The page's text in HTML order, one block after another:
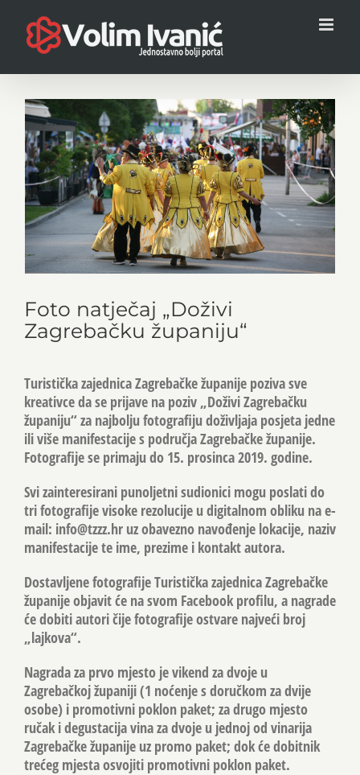
content
View
Larger
Image
Foto natječaj „Doživi
Zagrebačku županiju“
Turistička zajednica Zagrebačke županije poziva sve
kreativce da se prijave na poziv „Doživi Zagrebačku
županiju“ za najbolju fotografiju doživljaja posjeta jedne
ili više manifestacije s područja Zagrebačke županije.
Fotografije se primaju do 15. prosinca 2019. godine.
Svi zainteresirani punoljetni sudionici mogu poslati do
tri fotografije visoke rezolucije u digitalnom obliku na e-
mail: info@tzzz.hr uz obavezno navođenje lokacije, naziv
manifestacije te ime, prezime i kontakt autora.
Dostavljene fotografije Turistička zajednica Zagrebačke
županije objavit će na svom Facebook profilu, a nagrade
će dobiti autori čije fotografije ostvare najveći broj
„lajkova“.
Nagrada za prvo mjesto je vikend za dvoje u
Zagrebačkoj županiji (1 noćenje s doručkom za dvije
osobe) i promotivni poklon paket; za drugo mjesto
ručak i degustacija vina za dvoje u jednoj od vinarija
Zagrebačke županije uz promo paket; dok će dobitnik
trećeg mjesta osvojiti promotivni poklon paket.